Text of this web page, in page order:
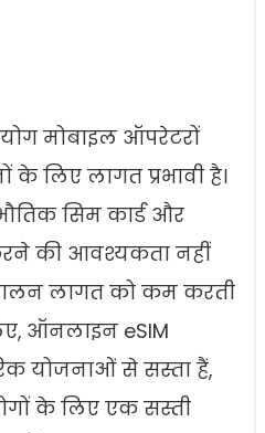
मोबाइल ऑपरेटरों
के लिए लागत प्रभावी है।
सिम कार्ड और
की आवश्यकता नहीं
लागत को कम करती
ऑनलाइन eSIM
योजनाओं से सस्ता हैं,
के लिए एक सस्ती